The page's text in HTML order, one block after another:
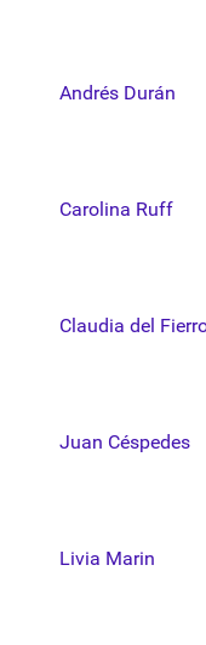
Andrés Durán
Carolina Ruff
Claudia del
Juan Céspedes
Livia Marin